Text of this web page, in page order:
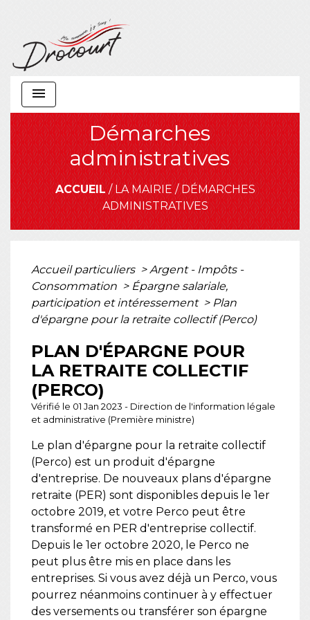
menu
Démarches
administratives
ACCUEIL/LA MAIRIE/DÉMARCHES
ADMINISTRATIVES
Accueil particuliers > Argent - Impôts -
Consommation > Épargne salariale,
participation et intéressement > Plan
d'épargne pour la retraite collectif (Perco)
PLAN D'ÉPARGNE POUR
LA RETRAITE COLLECTIF
(PERCO)
Vérifié le 01 Jan 2023 - Direction de l'information légale
et administrative (Première ministre)
Le plan d'épargne pour la retraite collectif
(Perco) est un produit d'épargne
d'entreprise. De nouveaux plans d'épargne
retraite (PER) sont disponibles depuis le 1er
octobre 2019, et votre Perco peut être
transformé en PER d'entreprise collectif.
Depuis le 1er octobre 2020, le Perco ne
peut plus être mis en place dans les
entreprises. Si vous avez déjà un Perco, vous
pourrez néanmoins continuer à y effectuer
des versements ou transférer son épargne